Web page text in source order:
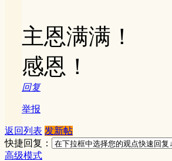
主恩满满！
感恩！
回复
举报
返回列表 发新帖
快捷回复：
高级模式